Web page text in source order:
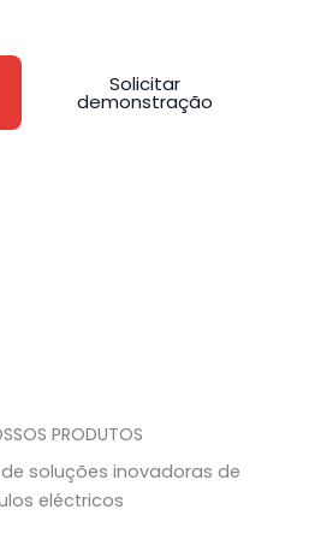
Solicitar
demonstração
PRODUTOS
soluções inovadoras de
eléctricos